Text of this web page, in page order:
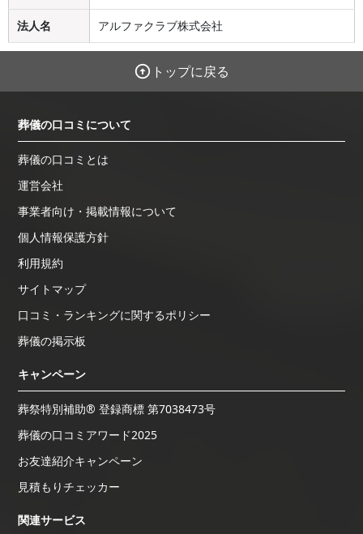
法人名 アルファクラブ株式会社
トップに戻る
葬儀の口コミについて
葬儀の口コミとは
運営会社
事業者向け・掲載情報について
個人情報保護方針
利用規約
サイトマップ
口コミ・ランキングに関するポリシー
葬儀の掲示板
キャンペーン
葬祭特別補助® 登録商標 第7038473号
葬儀の口コミアワード2025
お友達紹介キャンペーン
見積もりチェッカー
関連サービス